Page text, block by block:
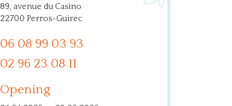
89, avenue du Casino
22700 Perros-Guirec
06 08 99 03 93
02 96 23 08 11
Opening